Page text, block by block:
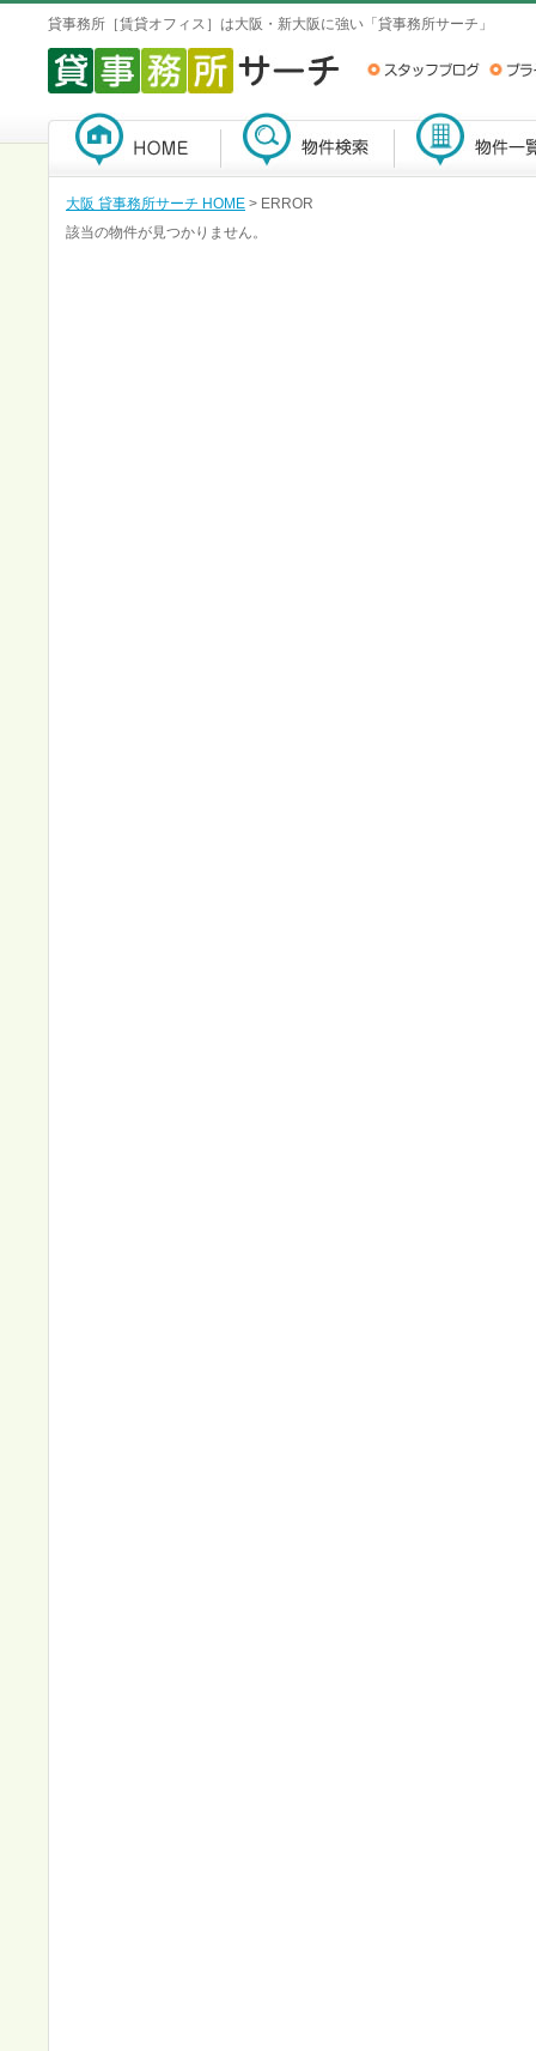
貸事務所［賃貸オフィス］は大阪・新大阪に強い「貸事務所サーチ」
大阪 貸事務所サーチ HOME > ERROR
該当の物件が見つかりません。